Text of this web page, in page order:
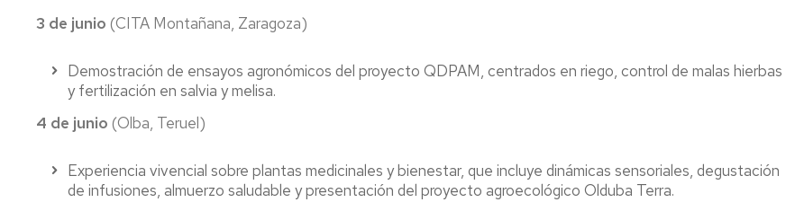
3 de junio (CITA Montañana, Zaragoza)
Demostración de ensayos agronómicos del proyecto QDPAM, centrados en riego, control de malas hierbas
y fertilización en salvia y melisa.
4 de junio (Olba, Teruel)
Experiencia vivencial sobre plantas medicinales y bienestar, que incluye dinámicas sensoriales, degustación
de infusiones, almuerzo saludable y presentación del proyecto agroecológico Olduba Terra.